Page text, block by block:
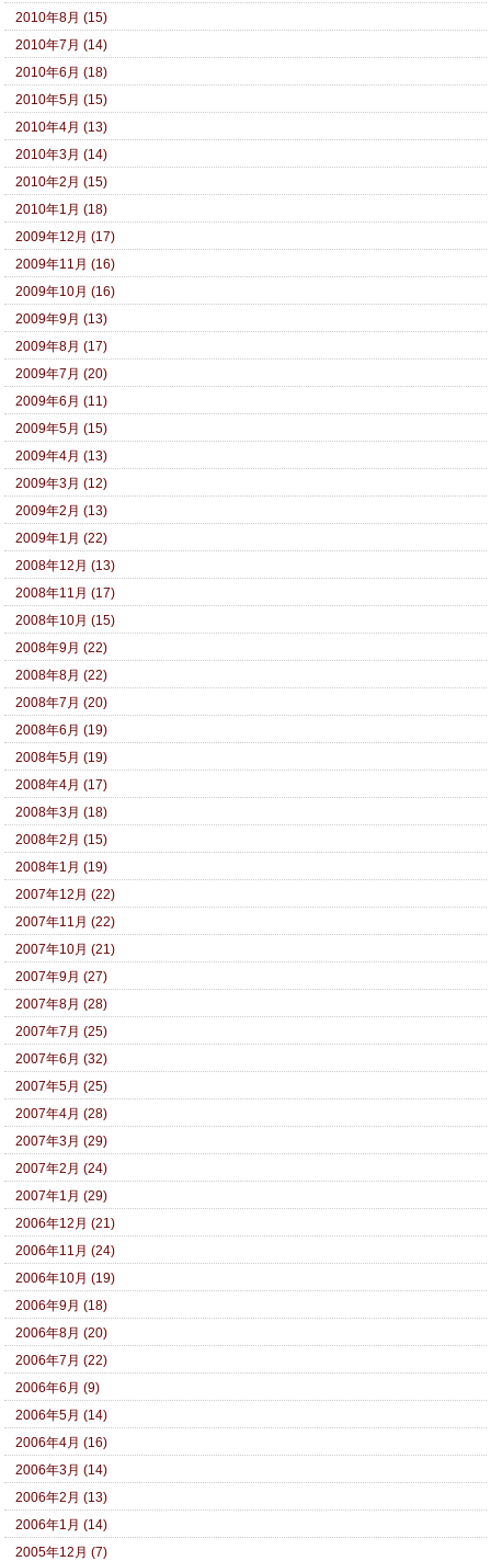
2010年8月 (15)
2010年7月 (14)
2010年6月 (18)
2010年5月 (15)
2010年4月 (13)
2010年3月 (14)
2010年2月 (15)
2010年1月 (18)
2009年12月 (17)
2009年11月 (16)
2009年10月 (16)
2009年9月 (13)
2009年8月 (17)
2009年7月 (20)
2009年6月 (11)
2009年5月 (15)
2009年4月 (13)
2009年3月 (12)
2009年2月 (13)
2009年1月 (22)
2008年12月 (13)
2008年11月 (17)
2008年10月 (15)
2008年9月 (22)
2008年8月 (22)
2008年7月 (20)
2008年6月 (19)
2008年5月 (19)
2008年4月 (17)
2008年3月 (18)
2008年2月 (15)
2008年1月 (19)
2007年12月 (22)
2007年11月 (22)
2007年10月 (21)
2007年9月 (27)
2007年8月 (28)
2007年7月 (25)
2007年6月 (32)
2007年5月 (25)
2007年4月 (28)
2007年3月 (29)
2007年2月 (24)
2007年1月 (29)
2006年12月 (21)
2006年11月 (24)
2006年10月 (19)
2006年9月 (18)
2006年8月 (20)
2006年7月 (22)
2006年6月 (9)
2006年5月 (14)
2006年4月 (16)
2006年3月 (14)
2006年2月 (13)
2006年1月 (14)
2005年12月 (7)